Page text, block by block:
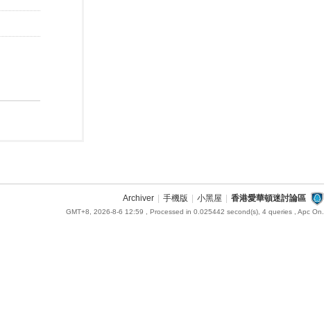
Archiver 手機版 小黑屋 香港愛華頓迷討論區
GMT+8, 2026-8-6 12:59 , Processed in 0.025442 second(s), 4 queries , Apc On.